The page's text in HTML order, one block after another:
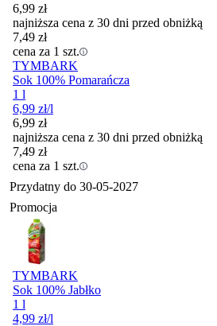
6,99 zł
najniższa cena z 30 dni przed obniżką
7,49 zł
cena za 1 szt.
TYMBARK
Sok 100% Pomarańcza
1 l
6,99 zł/l
6,99 zł
najniższa cena z 30 dni przed obniżką
7,49 zł
cena za 1 szt.
Przydatny do 30-05-2027
Promocja
TYMBARK
Sok 100% Jabłko
1 l
4,99 zł/l